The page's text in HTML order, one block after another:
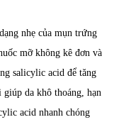
nhẹ của mụn trứng
mỡ không kê đơn và
salicylic acid để tăng
da khô thoáng, hạn
acid nhanh chóng